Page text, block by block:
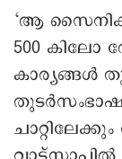
‘ആ
500 കിലോ
കാര്യങ്ങൾ